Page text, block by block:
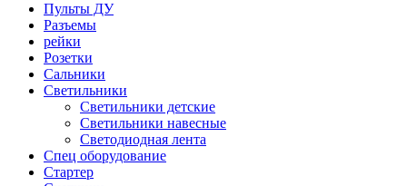
Пульты ДУ
Разъемы
рейки
Розетки
Сальники
Светильники
Светильники детские
Светильники навесные
Светодиодная лента
Спец оборудование
Стартер